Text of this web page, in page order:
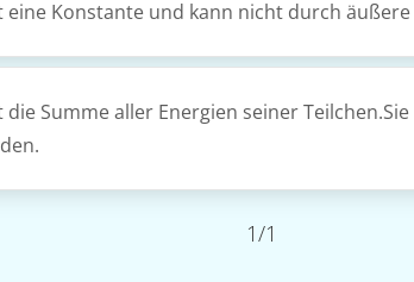
eine Konstante und kann nicht durch
Summe aller Energien seiner
1/1